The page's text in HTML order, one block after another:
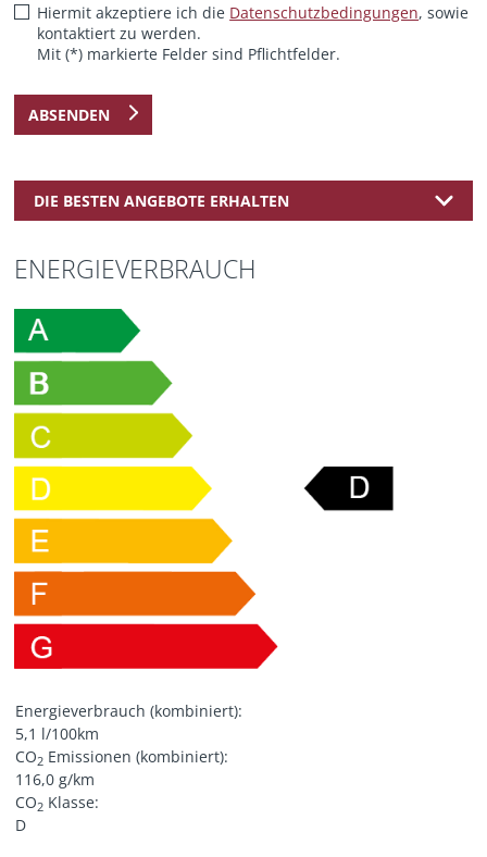
Hiermit akzeptiere ich die Datenschutzbedingungen, sowie
kontaktiert zu werden.
Mit (*) markierte Felder sind Pflichtfelder.
ABSENDEN
DIE BESTEN ANGEBOTE ERHALTEN
ENERGIEVERBRAUCH
Energieverbrauch (kombiniert):
5,1 l/100km
CO2 Emissionen (kombiniert):
116,0 g/km
CO2 Klasse:
D